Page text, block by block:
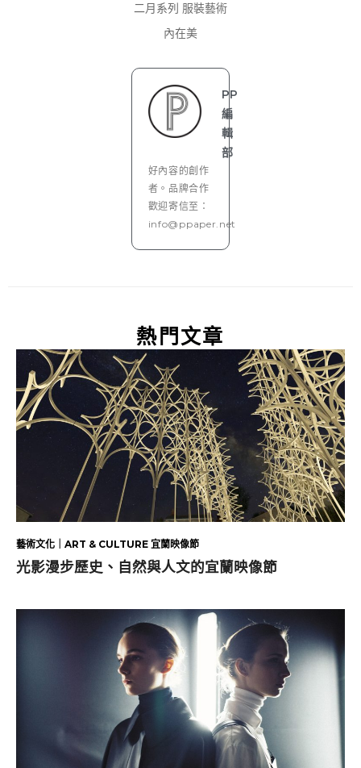
二月系列 服裝藝術
內在美
PP
編
輯
部
好內容的創作
者。品牌合作
歡迎寄信至：
info@ppaper.net
熱門文章
藝術文化｜ART & CULTURE 宜蘭映像節
光影漫步歷史、自然與人文的宜蘭映像節